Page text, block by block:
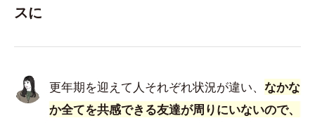
スに
更年期を迎えて人それぞれ状況が違い、 なかな
か全てを共感できる友達が周りにいないので、